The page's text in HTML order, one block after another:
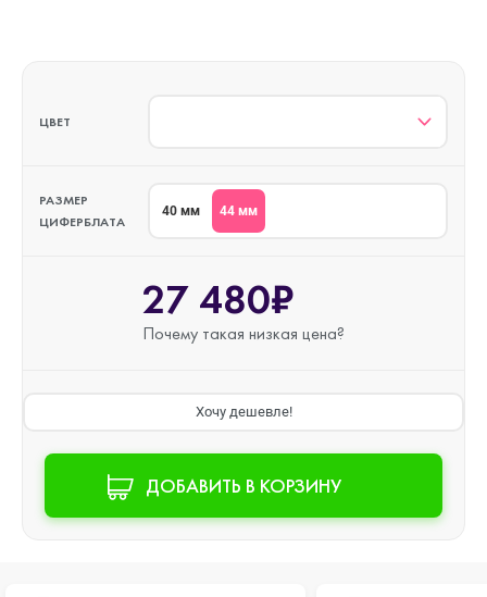
ЦВЕТ
РАЗМЕР
ЦИФЕРБЛАТА
40 мм 44 мм
27 480₽
Почему такая низкая цена?
Хочу дешевле!
ДОБАВИТЬ В КОРЗИНУ